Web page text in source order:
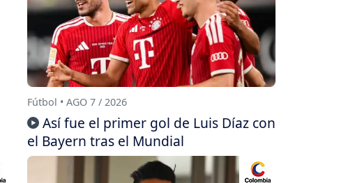
Fútbol • AGO 7 / 2026
Así fue el primer gol de Luis Díaz con
el Bayern tras el Mundial